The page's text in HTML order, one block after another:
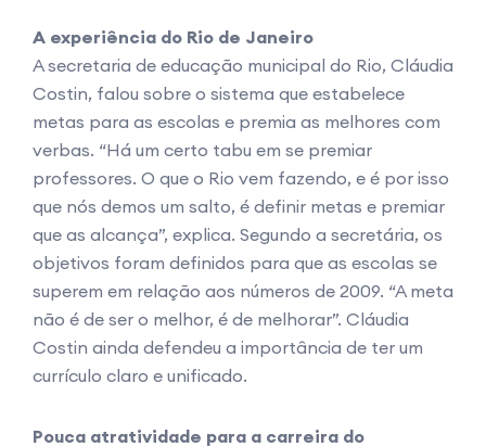
A experiência do Rio de Janeiro
A secretaria de educação municipal do Rio, Cláudia
Costin, falou sobre o sistema que estabelece
metas para as escolas e premia as melhores com
verbas. “Há um certo tabu em se premiar
professores. O que o Rio vem fazendo, e é por isso
que nós demos um salto, é definir metas e premiar
que as alcança”, explica. Segundo a secretária, os
objetivos foram definidos para que as escolas se
superem em relação aos números de 2009. “A meta
não é de ser o melhor, é de melhorar”. Cláudia
Costin ainda defendeu a importância de ter um
currículo claro e unificado.
Pouca atratividade para a carreira do